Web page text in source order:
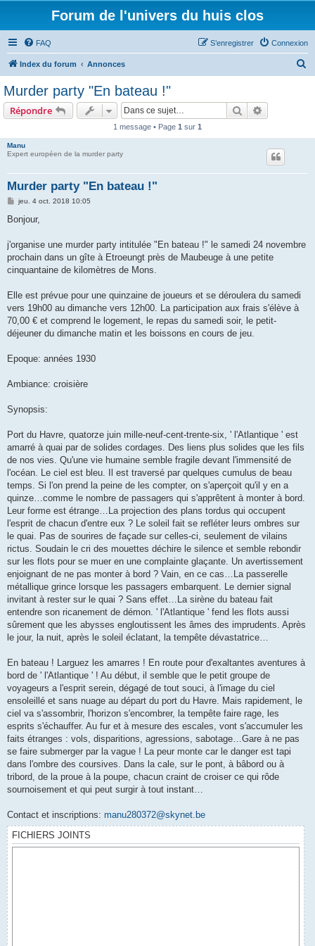
Forum de l'univers du huis clos
FAQ Connexion
S’enregistrer
Index du forum Annonces
Murder party "En bateau !"
Répondre Rechercher
1 message • Page 1 sur 1
Manu
Expert européen de la murder party
Murder party "En bateau !"
M
s
g
e
jeu. 4 oct. 2018 10:05
Bonjour,
j'organise une murder party intitulée "En bateau !" le samedi 24 novembre
prochain dans un gîte à Etroeungt près de Maubeuge à une petite
cinquantaine de kilomètres de Mons.
Elle est prévue pour une quinzaine de joueurs et se déroulera du samedi
vers 19h00 au dimanche vers 12h00. La participation aux frais s'élève à
70,00 € et comprend le logement, le repas du samedi soir, le petit-
déjeuner du dimanche matin et les boissons en cours de jeu.
Epoque: années 1930
Ambiance: croisière
Synopsis:
Port du Havre, quatorze juin mille-neuf-cent-trente-six, ' l'Atlantique ' est
amarré à quai par de solides cordages. Des liens plus solides que les fils
de nos vies. Qu'une vie humaine semble fragile devant l'immensité de
l'océan. Le ciel est bleu. Il est traversé par quelques cumulus de beau
temps. Si l'on prend la peine de les compter, on s'aperçoit qu'il y en a
quinze…comme le nombre de passagers qui s'apprêtent à monter à bord.
Leur forme est étrange…La projection des plans tordus qui occupent
l'esprit de chacun d'entre eux ? Le soleil fait se refléter leurs ombres sur
le quai. Pas de sourires de façade sur celles-ci, seulement de vilains
rictus. Soudain le cri des mouettes déchire le silence et semble rebondir
sur les flots pour se muer en une complainte glaçante. Un avertissement
enjoignant de ne pas monter à bord ? Vain, en ce cas…La passerelle
métallique grince lorsque les passagers embarquent. Le dernier signal
invitant à rester sur le quai ? Sans effet…La sirène du bateau fait
entendre son ricanement de démon. ' l'Atlantique ' fend les flots aussi
sûrement que les abysses engloutissent les âmes des imprudents. Après
le jour, la nuit, après le soleil éclatant, la tempête dévastatrice…
En bateau ! Larguez les amarres ! En route pour d'exaltantes aventures à
bord de ' l'Atlantique ' ! Au début, il semble que le petit groupe de
voyageurs a l'esprit serein, dégagé de tout souci, à l'image du ciel
ensoleillé et sans nuage au départ du port du Havre. Mais rapidement, le
ciel va s'assombrir, l'horizon s'encombrer, la tempête faire rage, les
esprits s'échauffer. Au fur et à mesure des escales, vont s'accumuler les
faits étranges : vols, disparitions, agressions, sabotage…Gare à ne pas
se faire submerger par la vague ! La peur monte car le danger est tapi
dans l'ombre des coursives. Dans la cale, sur le pont, à bâbord ou à
tribord, de la proue à la poupe, chacun craint de croiser ce qui rôde
sournoisement et qui peut surgir à tout instant…
Contact et inscriptions: manu280372@skynet.be
FICHIERS JOINTS